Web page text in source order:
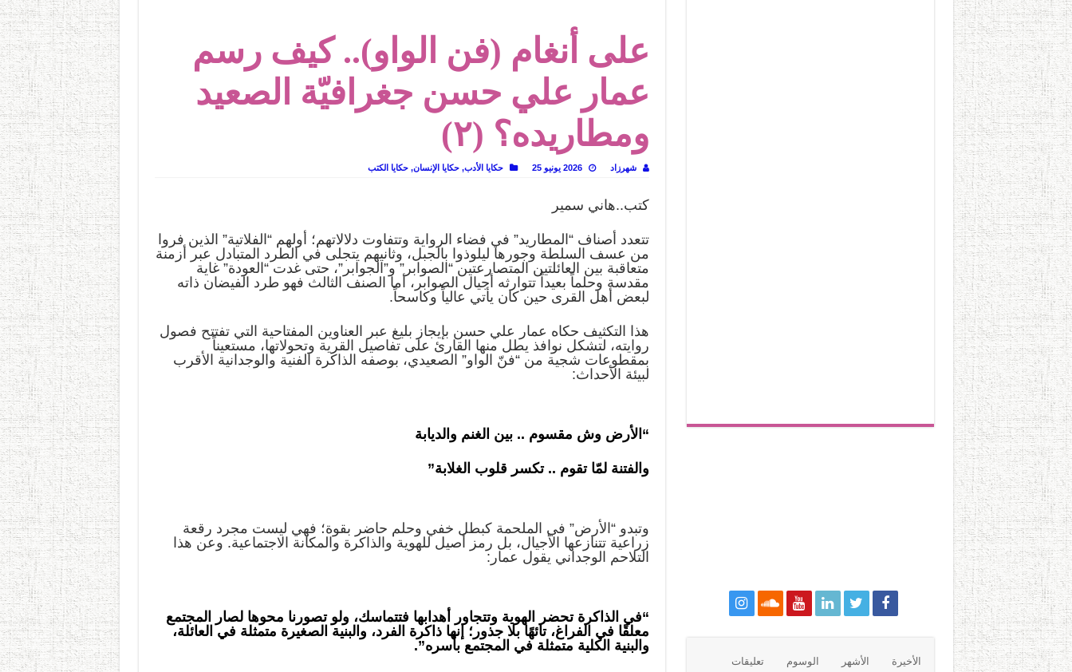
يوم شاهدت زينات صدقي على المسرح وسرحت!على أنغام (فن الواو).. كيف رسم
عمار علي حسن جغرافيّة الصعيد
ومطاريده؟ (٢)
شهرزاد 2026 يونيو 25 حكايا الأدب,حكايا الإنسان,حكايا الكتب
كتب..هاني سمير
تتعدد أصناف “المطاريد” في فضاء الرواية وتتفاوت دلالاتهم؛ أولهم “الفلاتية” الذين فروا
من عسف السلطة وجورها ليلوذوا بالجبل، وثانيهم يتجلى في الطرد المتبادل عبر أزمنة
متعاقبة بين العائلتين المتصارعتين “الصوابر” و”الجوابر”، حتى غدت “العودة” غاية
مقدسة وحلماً بعيداً تتوارثه أجيال الصوابر، أما الصنف الثالث فهو طرد الفيضان ذاته
لبعض أهل القرى حين كان يأتي عالياً وكاسحاً.
هذا التكثيف حكاه عمار علي حسن بإيجاز بليغ عبر العناوين المفتاحية التي تفتتح فصول
روايته، لتشكل نوافذ يطل منها القارئ على تفاصيل القرية وتحولاتها، مستعيناً
بمقطوعات شجية من “فنّ الواو” الصعيدي، بوصفه الذاكرة الفنية والوجدانية الأقرب
لبيئة الأحداث:
“الأرض وش مقسوم .. بين الغنم والديابة
والفتنة لمّا تقوم .. تكسر قلوب الغلابة”
وتبدو “الأرض” في الملحمة كبطل خفي وحلم حاضر بقوة؛ فهي ليست مجرد رقعة
زراعية تتنازعها الأجيال، بل رمز أصيل للهوية والذاكرة والمكانة الاجتماعية. وعن هذا
التلاحم الوجداني يقول عمار:
“في الذاكرة تحضر الهوية وتتجاور أهدابها فتتماسك، ولو تصورنا محوها لصار المجتمع
معلقًا في الفراغ، تائهًا بلا جذور؛ إنها ذاكرة الفرد، والبنية الصغيرة متمثلة في العائلة،
والبنية الكلية متمثلة في المجتمع بأسره”.
الأخيرة الأشهر الوسوم تعليقات